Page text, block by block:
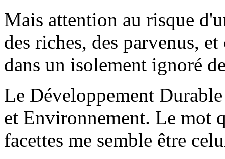
Mais attention au risque
des riches, des parvenus,
dans un isolement ignoré
Le Développement
et Environnement. Le mot
facettes me semble être